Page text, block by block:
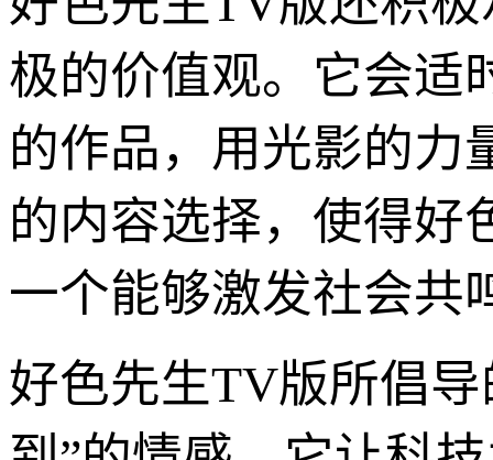
极的价值观。它会适
的作品，用光影的力
的内容选择，使得好
一个能够激发社会共
好色先生TV版所倡